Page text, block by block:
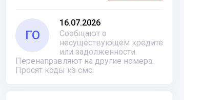
ГО
16.07.2026
Сообщают о
несуществующем кредите
или задолженности.
Перенаправляют на другие номера.
Просят коды из смс.